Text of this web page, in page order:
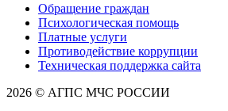
Обращение граждан
Психологическая помощь
Платные услуги
Противодействие коррупции
Техническая поддержка сайта
2026 © АГПС МЧС РОССИИ